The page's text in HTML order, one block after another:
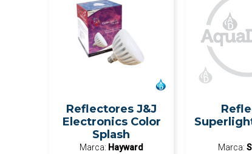
Reflectores J&J
Electronics Color
Splash
Marca: Hayward Marca: